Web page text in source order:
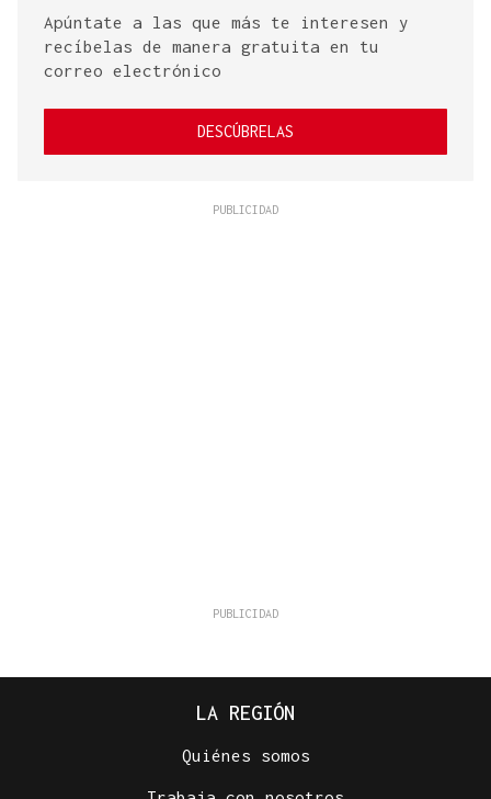
Apúntate a las que más te interesen y
recíbelas de manera gratuita en tu
correo electrónico
DESCÚBRELAS
LA REGIÓN
Quiénes somos